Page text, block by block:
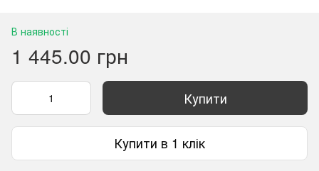
В наявності
1 445.00 грн
Купити
Купити в 1 клік